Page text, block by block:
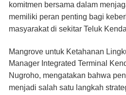
komitmen bersama dalam
memiliki peran penting bagi
masyarakat di sekitar Teluk
Mangrove untuk Ketahanan
Manager Integrated Terminal
Nugroho, mengatakan bahwa
menjadi salah satu langkah